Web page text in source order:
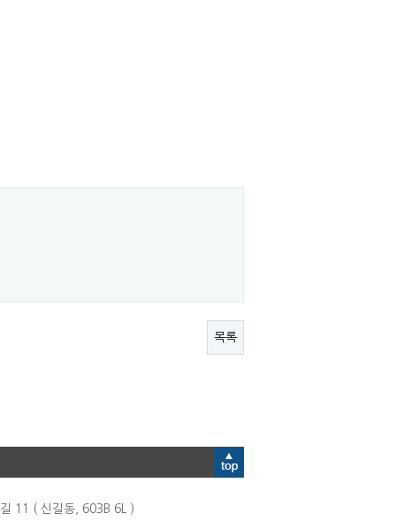
목록
11 ( 신길동, 603B 6L )